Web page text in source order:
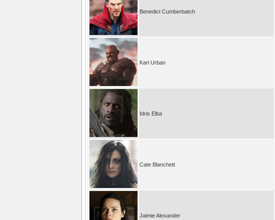
Benedict Cumberbatch
Karl Urban
Idris Elba
Cate Blanchett
Jaimie Alexander